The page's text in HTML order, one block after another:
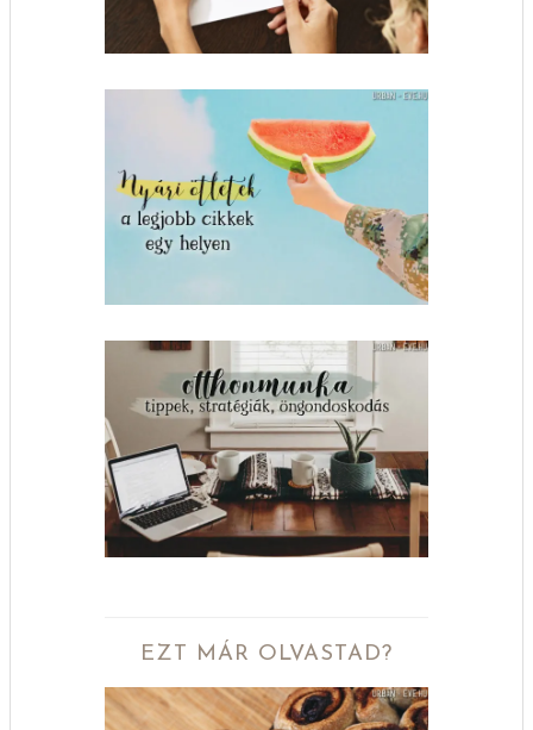
EZT MÁR OLVASTAD?